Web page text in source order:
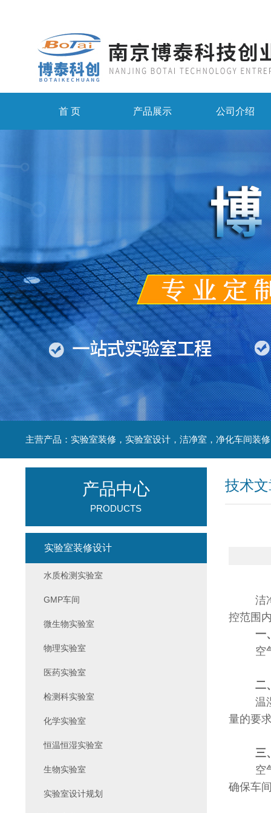
首 页 产品展示 公司介绍
技术
洁
控范围
一
空
二
温
量的要
三
空
确保车
产品中心
PRODUCTS
实验室装修设计
水质检测实验室
GMP车间
微生物实验室
物理实验室
医药实验室
检测科实验室
化学实验室
恒温恒湿实验室
生物实验室
实验室设计规划